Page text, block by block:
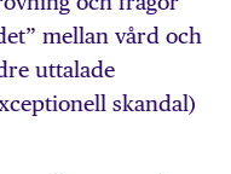
mellan vård och
uttalade
skandal)